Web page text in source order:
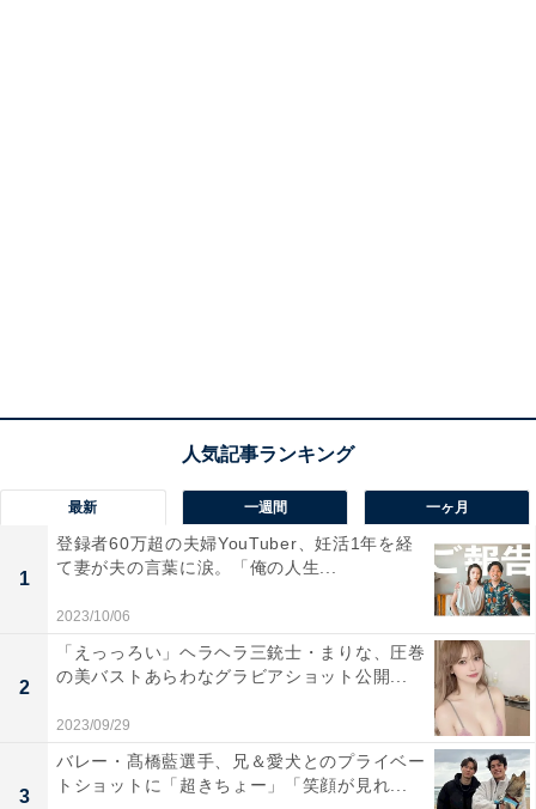
最新 一週間 一ヶ月
1
登録者60万超の夫婦YouTuber、妊活1年を経
て妻が夫の言葉に涙。「俺の人生...
2023/10/06
2
「えっっろい」ヘラヘラ三銃士・まりな、圧巻
の美バストあらわなグラビアショット公開...
2023/09/29
3
バレー・髙橋藍選手、兄＆愛犬とのプライベー
トショットに「超きちょー」「笑顔が見れ...